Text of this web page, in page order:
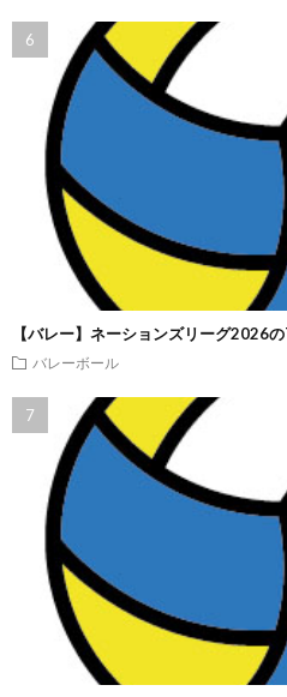
【バレー】ネーションズリーグ2026
バレーボール